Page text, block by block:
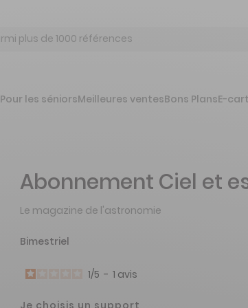
Pour les séniorsMeilleures ventesBons PlansE-
Abonnement Ciel et
Le magazine de l'astronomie
Bimestriel
1/5 - 1 avis
Je choisis un support